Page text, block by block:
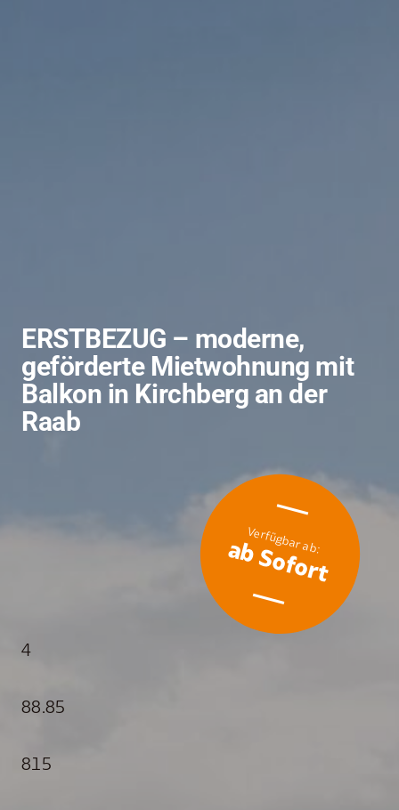
ERSTBEZUG – moderne,
geförderte Mietwohnung mit
Balkon in Kirchberg an der
Raab
ab Sofort
4
88.85
815